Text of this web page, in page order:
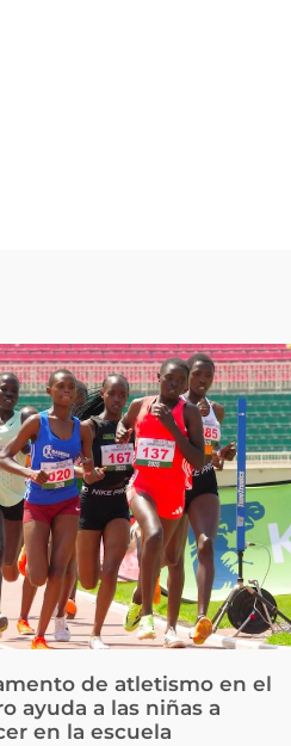
de atletismo en el
ayuda a las niñas a
en la escuela